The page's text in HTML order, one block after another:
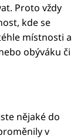
Proto vždy
kde se
místnosti a
obýváku či
nějaké do
v